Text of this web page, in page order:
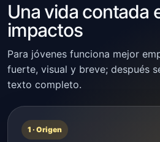
Una vida contada
impactos
Para jóvenes funciona mejor
fuerte, visual y breve; después
texto completo.
1 · Origen